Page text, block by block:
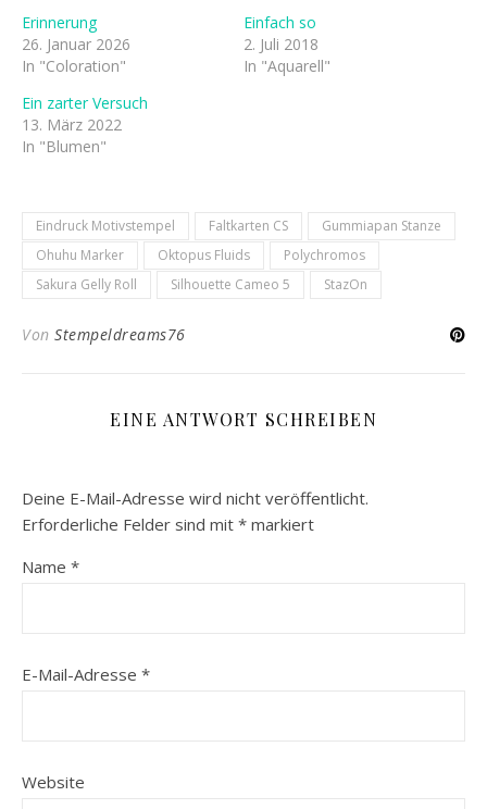
Erinnerung
26. Januar 2026
In "Coloration"
Einfach so
2. Juli 2018
In "Aquarell"
Ein zarter Versuch
13. März 2022
In "Blumen"
Eindruck Motivstempel Faltkarten CS
Gummiapan Stanze
Ohuhu Marker
Oktopus Fluids
Polychromos
Sakura Gelly Roll
Silhouette Cameo 5 StazOn
Von Stempeldreams76
EINE ANTWORT SCHREIBEN
Deine E-Mail-Adresse wird nicht veröffentlicht.
Erforderliche Felder sind mit * markiert
Name *
E-Mail-Adresse *
Website